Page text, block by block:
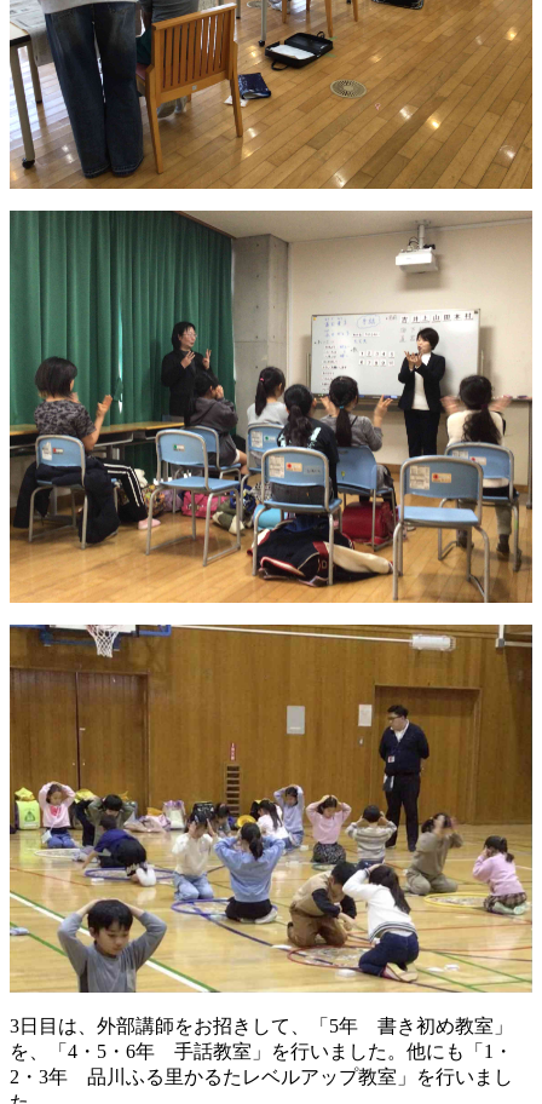
3日目は、外部講師をお招きして、「5年 書き初め教室」
を、「4・5・6年 手話教室」を行いました。他にも「1・
2・3年 品川ふる里かるたレベルアップ教室」を行いまし